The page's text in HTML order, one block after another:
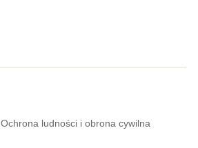
Ochrona ludności i obrona cywilna